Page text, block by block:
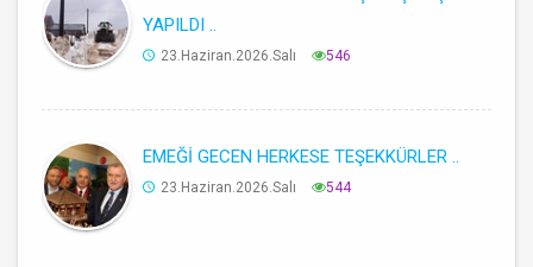
YAPILDI ..
23.Haziran.2026.Salı 546
EMEĞİ GECEN HERKESE TEŞEKKÜRLER ..
23.Haziran.2026.Salı 544